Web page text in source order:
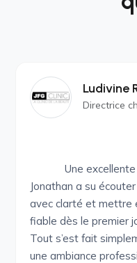
Ludivine
Directrice
Une
Jonathan a su
avec clarté et mettre
fiable dès le premier
Tout s’est fait
une ambiance